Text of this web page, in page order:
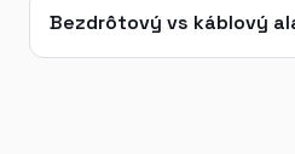
Bezdrôtový vs káblový